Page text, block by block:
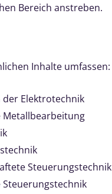
Bereich anstreben.
Inhalte umfassen:
der Elektrotechnik
Metallbearbeitung
Steuerungstechnik
Steuerungstechnik